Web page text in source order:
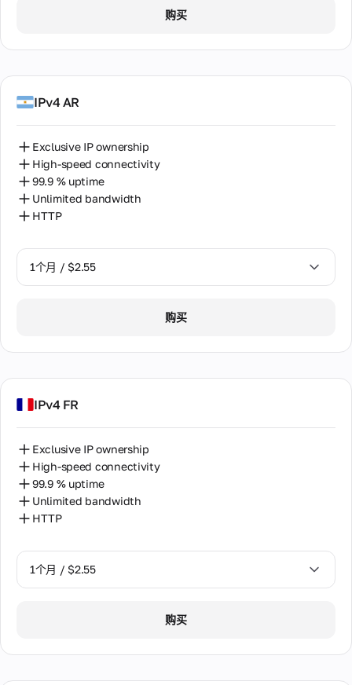
购买
IPv4 AR
Exclusive IP ownership
High-speed connectivity
99.9 % uptime
Unlimited bandwidth
HTTP
1个月 / $2.55
购买
IPv4 FR
Exclusive IP ownership
High-speed connectivity
99.9 % uptime
Unlimited bandwidth
HTTP
1个月 / $2.55
购买